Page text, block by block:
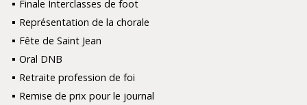
Finale Interclasses de foot
Représentation de la chorale
Fête de Saint Jean
Oral DNB
Retraite profession de foi
Remise de prix pour le journal